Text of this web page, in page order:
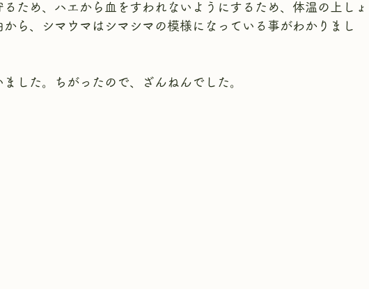
ため、ハエから血をすわれないようにするため、体温の上しょ
ら、シマウマはシマシマの模様になっている事がわかりまし
した。ちがったので、ざんねんでした。